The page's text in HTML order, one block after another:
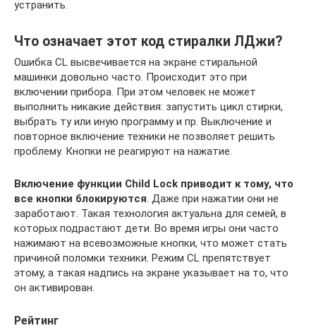
устранить.
Что означает этот код стиралки ЛДжи?
Ошибка CL высвечивается на экране стиральной
машинки довольно часто. Происходит это при
включении прибора. При этом человек не может
выполнить никакие действия: запустить цикл стирки,
выбрать ту или иную программу и пр. Выключение и
повторное включение техники не позволяет решить
проблему. Кнопки не реагируют на нажатие.
Включение функции Child Lock приводит к тому, что
все кнопки блокируются. Даже при нажатии они не
заработают. Такая технология актуальна для семей, в
которых подрастают дети. Во время игры они часто
нажимают на всевозможные кнопки, что может стать
причиной поломки техники. Режим CL препятствует
этому, а такая надпись на экране указывает на то, что
он активирован.
Рейтинг